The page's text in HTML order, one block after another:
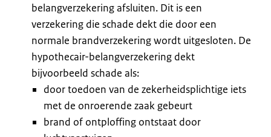
belangverzekering afsluiten. Dit is een
verzekering die schade dekt die door een
normale brandverzekering wordt uitgesloten. De
hypothecair-belangverzekering dekt
bijvoorbeeld schade als:
door toedoen van de zekerheidsplichtige iets
met de onroerende zaak gebeurt
brand of ontploffing ontstaat door